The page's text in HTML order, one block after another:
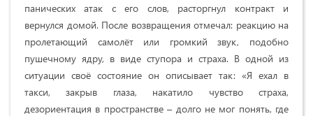
панических атак с его слов, расторгнул контракт и
вернулся домой. После возвращения отмечал: реакцию на
пролетающий самолёт или громкий звук, подобно
пушечному ядру, в виде ступора и страха. В одной из
ситуации своё состояние он описывает так: «Я ехал в
такси, закрыв глаза, накатило чувство страха,
дезориентация в пространстве – долго не мог понять, где